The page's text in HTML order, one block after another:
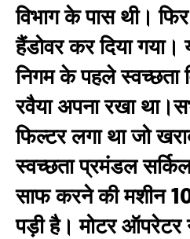
Join our
SUBSCRIBERS
conversation.
विभाग के पास थी।
हैंडोवर कर दिया गया।
निगम के पहले स्वच्छता
रवैया अपना रखा
फिल्टर लगा था जो
स्वच्छता प्रमंडल
साफ करने की मशीन 10
पड़ी है। मोटर ऑपरेटर